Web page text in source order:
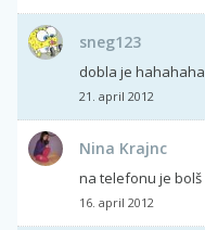
sneg123
dobla je hahahaha
21. april 2012
Nina Krajnc
na telefonu je bolš
16. april 2012